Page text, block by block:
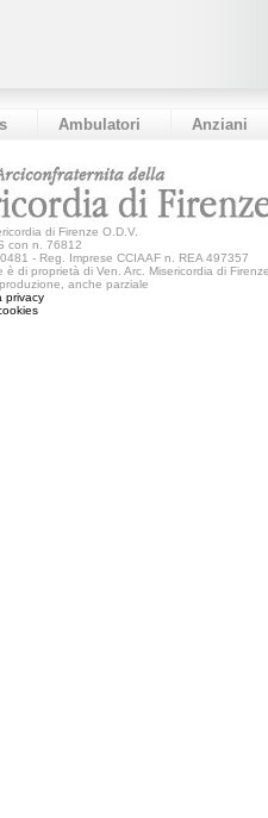
Ambulatori Anziani
di Firenze O.D.V.
con n. 76812
- Reg. Imprese CCIAAF n. REA 497357
è di proprietà di Ven. Arc. Misericordia di
anche parziale
privacy